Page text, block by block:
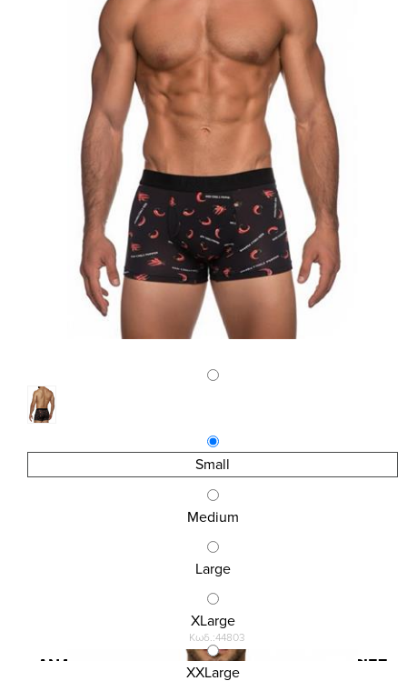
Small
Medium
Large
XLarge
XXLarge
Κωδ.:44803
ΑΝΔΡΙΚΟ BOXER INIZIO ΜΕ ΣΧΕΔΙΟ ΠΙΠΕΡΙΕΣ